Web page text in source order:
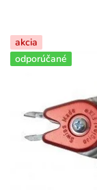
akcia
odporúčané